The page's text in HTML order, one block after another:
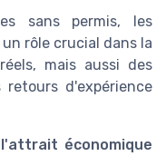
sans permis, les
rôle crucial dans la
mais aussi des
retours d'expérience
l'attrait économique